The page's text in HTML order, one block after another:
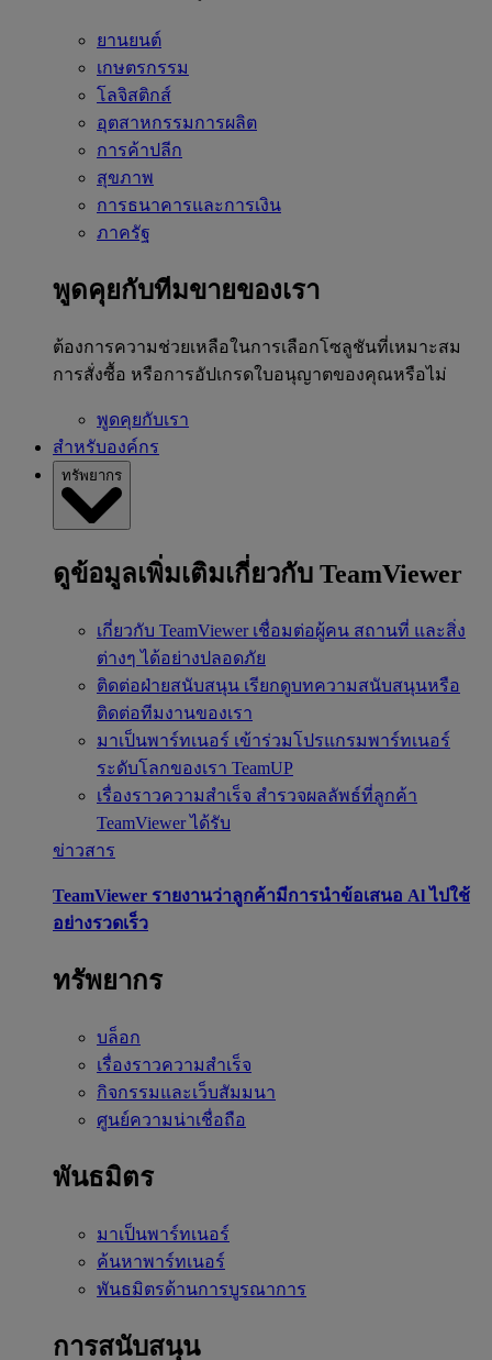
ยานยนต์
เกษตรกรรม
โลจิสติกส์
อุตสาหกรรมการผลิต
การค้าปลีก
สุขภาพ
การธนาคารและการเงิน
ภาครัฐ
พูดคุยกับทีมขายของเรา
ต้องการความช่วยเหลือในการเลือกโซลูชันที่เหมาะสม
การสั่งซื้อ หรือการอัปเกรดใบอนุญาตของคุณหรือไม่
พูดคุยกับเรา
สำหรับองค์กร
ทรัพยากร
ดูข้อมูลเพิ่มเติมเกี่ยวกับ TeamViewer
เกี่ยวกับ TeamViewer เชื่อมต่อผู้คน สถานที่ และสิ่ง
ต่างๆ ได้อย่างปลอดภัย
ติดต่อฝ่ายสนับสนุน เรียกดูบทความสนับสนุนหรือ
ติดต่อทีมงานของเรา
มาเป็นพาร์ทเนอร์ เข้าร่วมโปรแกรมพาร์ทเนอร์
ระดับโลกของเรา TeamUP
เรื่องราวความสำเร็จ สำรวจผลลัพธ์ที่ลูกค้า
TeamViewer ได้รับ
ข่าวสาร
TeamViewer รายงานว่าลูกค้ามีการนำข้อเสนอ Al ไปใช้
อย่างรวดเร็ว
ทรัพยากร
บล็อก
เรื่องราวความสำเร็จ
กิจกรรมและเว็บสัมมนา
ศูนย์ความน่าเชื่อถือ
พันธมิตร
มาเป็นพาร์ทเนอร์
ค้นหาพาร์ทเนอร์
พันธมิตรด้านการบูรณาการ
การสนับสนุน